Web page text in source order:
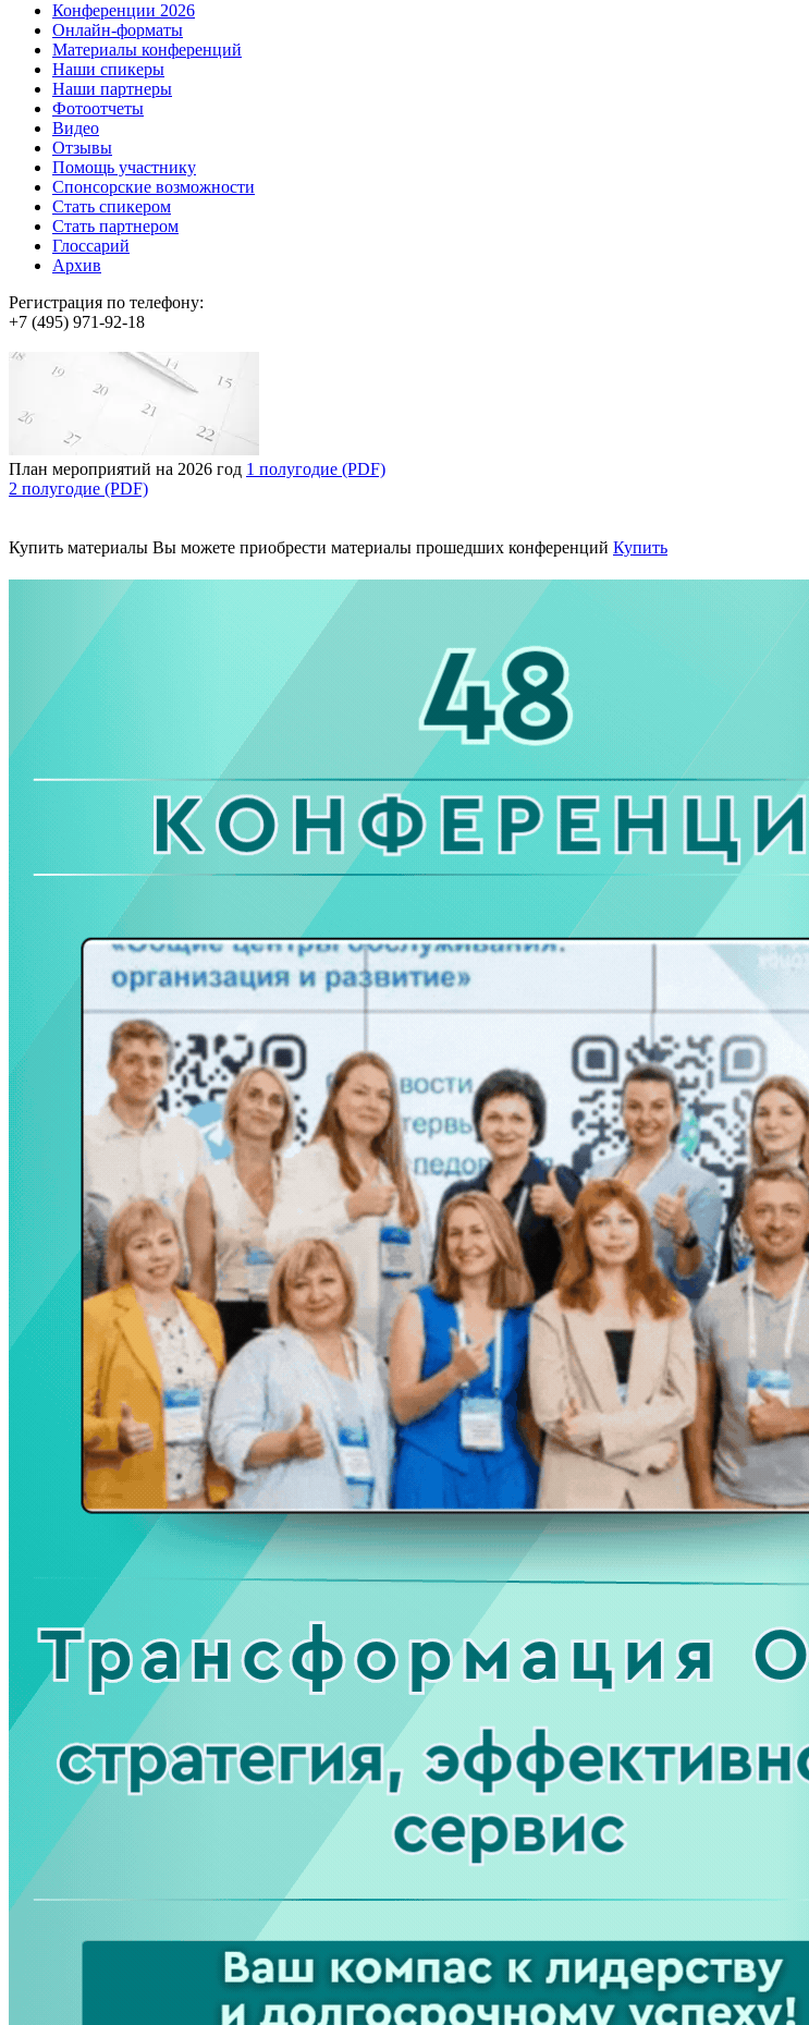
Конференции 2026
Онлайн-форматы
Материалы конференций
Наши спикеры
Наши партнеры
Фотоотчеты
Видео
Отзывы
Помощь участнику
Спонсорские возможности
Стать спикером
Стать партнером
Глоссарий
Архив
Регистрация по телефону:
+7 (495) 971-92-18
План мероприятий на 2026 год 1 полугодие (PDF)
2 полугодие (PDF)
Купить материалы Вы можете приобрести материалы прошедших конференций Купить